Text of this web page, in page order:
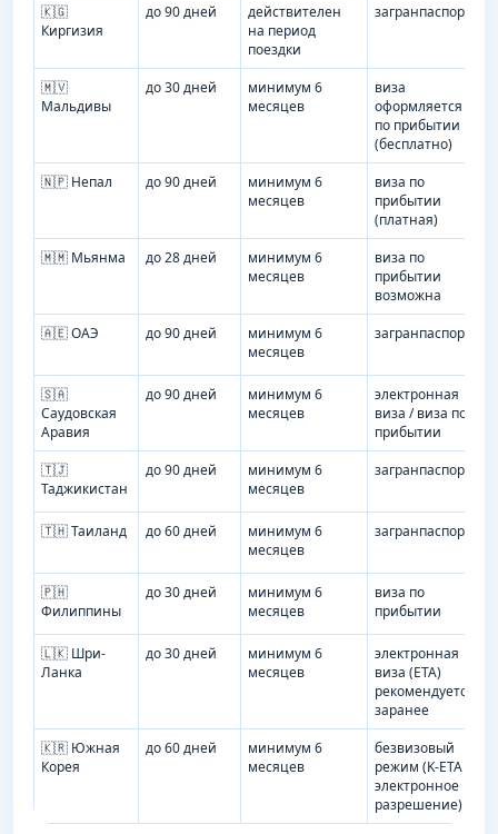
🇰🇬
Киргизия
до 90 дней
действителен
на период
поездки
загранпаспорт
🇲🇻
Мальдивы
до 30 дней
минимум 6
месяцев
виза
оформляется
по прибытии
(бесплатно)
🇳🇵 Непал
до 90 дней
минимум 6
месяцев
виза по
прибытии
(платная)
🇲🇲 Мьянма
до 28 дней
минимум 6
месяцев
виза по
прибытии
возможна
🇦🇪 ОАЭ
до 90 дней
минимум 6
месяцев
загранпаспорт
🇸🇦
Саудовская
Аравия
до 90 дней
минимум 6
месяцев
электронная
виза / виза по
прибытии
🇹🇯
Таджикистан
до 90 дней
минимум 6
месяцев
загранпаспорт
🇹🇭 Таиланд до 60 дней
минимум 6
месяцев
загранпаспорт
🇵🇭
Филиппины
до 30 дней
минимум 6
месяцев
виза по
прибытии
🇱🇰 Шри-
Ланка
до 30 дней
минимум 6
месяцев
электронная
виза (ETA)
рекомендуется
заранее
🇰🇷 Южная
Корея
до 60 дней
минимум 6
месяцев
безвизовый
режим (K-ETA
электронное
разрешение)